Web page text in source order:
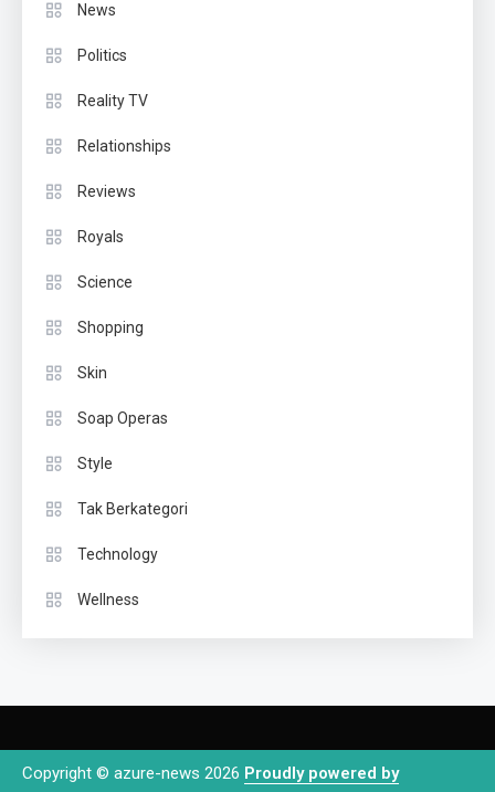
News
Politics
Reality TV
Relationships
Reviews
Royals
Science
Shopping
Skin
Soap Operas
Style
Tak Berkategori
Technology
Wellness
Copyright © azure-news 2026 Proudly powered by